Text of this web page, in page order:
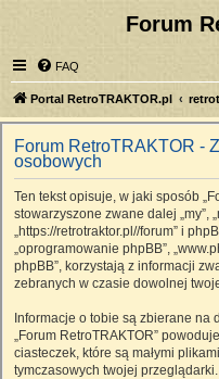
Forum
FAQ
Portal RetroTRAKTOR.pl
Forum RetroTRAKTOR -
osobowych
Ten tekst opisuje, w jaki sposób
stowarzyszone zwane dalej „my”,
„https://retrotraktor.pl//forum” i
„oprogramowanie phpBB”,
phpBB”, korzystają z informacji
zebranych w czasie dowolnej
Informacje o tobie są zbierane na
„Forum RetroTRAKTOR”
ciasteczek, które są małymi
tymczasowych twojej